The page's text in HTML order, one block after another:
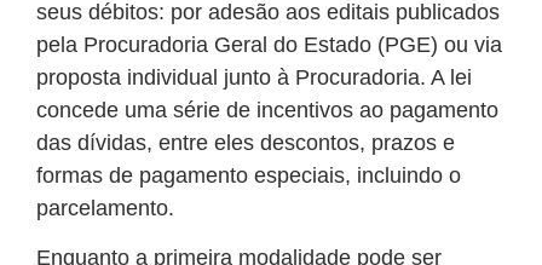
seus débitos: por adesão aos editais publicados
pela Procuradoria Geral do Estado (PGE) ou via
proposta individual junto à Procuradoria. A lei
concede uma série de incentivos ao pagamento
das dívidas, entre eles descontos, prazos e
formas de pagamento especiais, incluindo o
parcelamento.
Enquanto a primeira modalidade pode ser